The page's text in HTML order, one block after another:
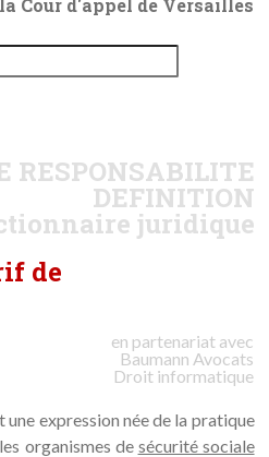
Cour d'appel de Versailles
RESPONSABILITE
DEFINITION
juridique
de
en partenariat avec
Baumann Avocats
Droit informatique
expression née de la pratique
organismes de sécurité sociale